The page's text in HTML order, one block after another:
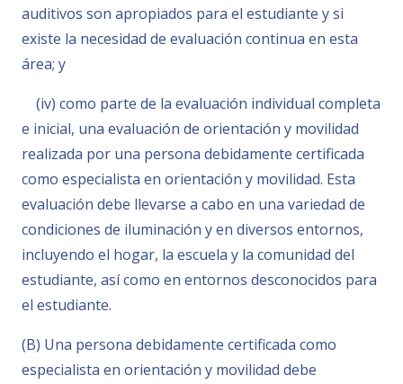
auditivos son apropiados para el estudiante y si
existe la necesidad de evaluación continua en esta
área; y
(iv) como parte de la evaluación individual completa
e inicial, una evaluación de orientación y movilidad
realizada por una persona debidamente certificada
como especialista en orientación y movilidad. Esta
evaluación debe llevarse a cabo en una variedad de
condiciones de iluminación y en diversos entornos,
incluyendo el hogar, la escuela y la comunidad del
estudiante, así como en entornos desconocidos para
el estudiante.
(B) Una persona debidamente certificada como
especialista en orientación y movilidad debe